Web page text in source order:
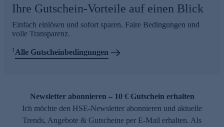
Ihre Gutschein-Vorteile auf einen Blick
Einfach einlösen und sofort sparen. Faire Bedingungen und
volle Transparenz.
1Alle Gutscheinbedingungen
Newsletter abonnieren – 10 € Gutschein erhalten
Ich möchte den HSE-Newsletter abonnieren und aktuelle
Trends, Angebote & Gutscheine per E-Mail erhalten. Als